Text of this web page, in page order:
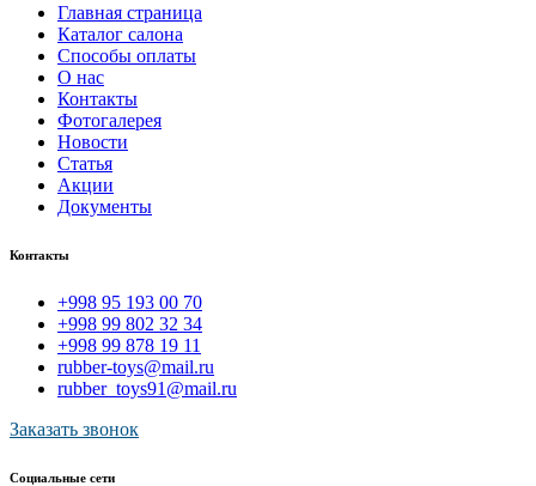
Главная страница
Каталог салона
Способы оплаты
О нас
Контакты
Фотогалерея
Новости
Статья
Акции
Документы
Контакты
+998 95 193 00 70
+998 99 802 32 34
+998 99 878 19 11
rubber-toys@mail.ru
rubber_toys91@mail.ru
Заказать звонок
Социальные сети